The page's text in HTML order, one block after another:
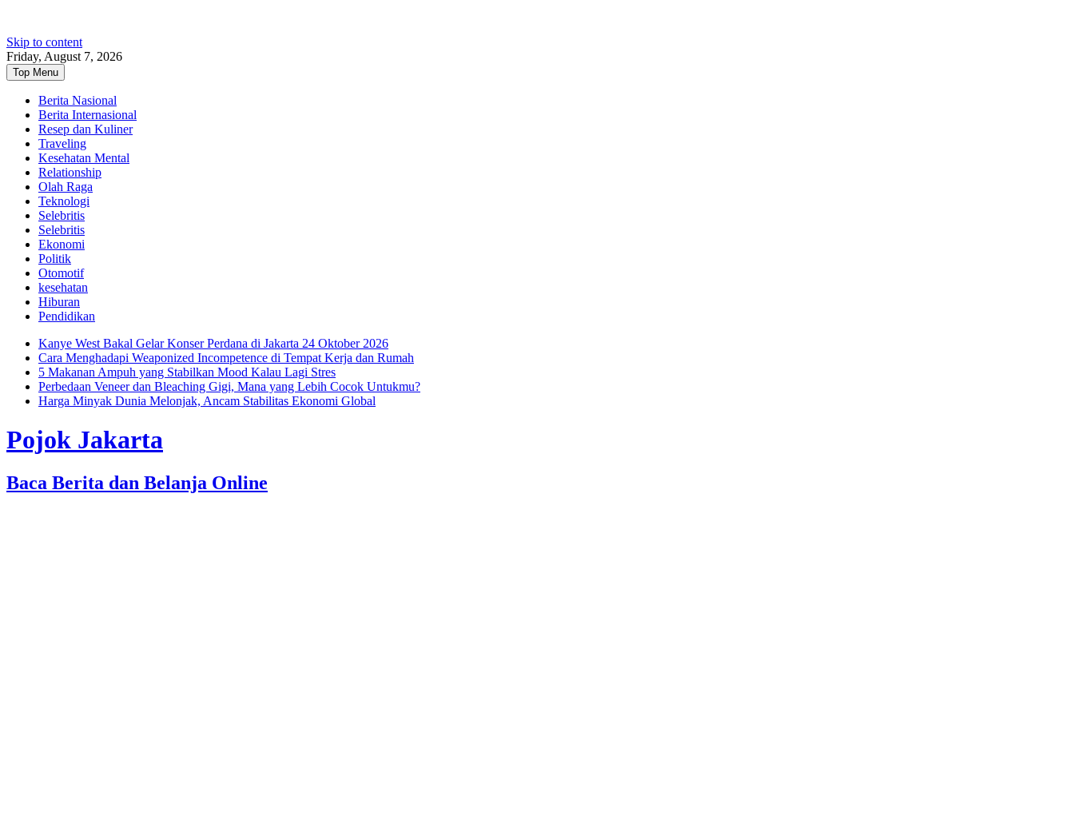
Skip to content
Friday, August 7, 2026
Top Menu
Berita Nasional
Berita Internasional
Resep dan Kuliner
Traveling
Kesehatan Mental
Relationship
Olah Raga
Teknologi
Selebritis
Selebritis
Ekonomi
Politik
Otomotif
kesehatan
Hiburan
Pendidikan
Kanye West Bakal Gelar Konser Perdana di Jakarta 24 Oktober 2026
Cara Menghadapi Weaponized Incompetence di Tempat Kerja dan Rumah
5 Makanan Ampuh yang Stabilkan Mood Kalau Lagi Stres
Perbedaan Veneer dan Bleaching Gigi, Mana yang Lebih Cocok Untukmu?
Harga Minyak Dunia Melonjak, Ancam Stabilitas Ekonomi Global
Pojok Jakarta
Baca Berita dan Belanja Online